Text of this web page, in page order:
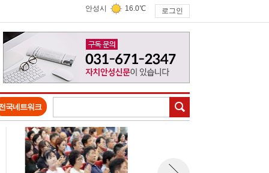
안성시 16.0℃ 로그인
국네트워크